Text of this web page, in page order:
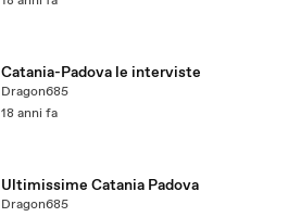
Catania-Padova le interviste
Dragon685
18 anni fa
Ultimissime Catania Padova
Dragon685